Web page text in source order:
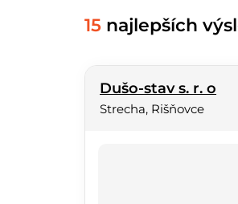
15 najlepších
Dušo-stav s. r. o
Strecha, Rišňovce